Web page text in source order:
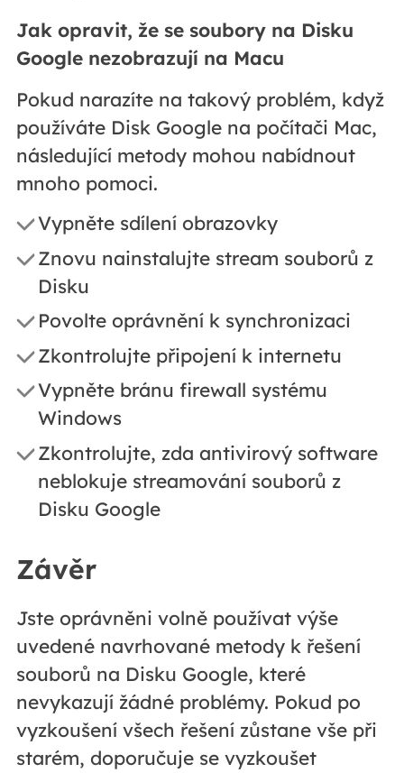
Jak opravit, že se soubory na Disku
Google nezobrazují na Macu
Pokud narazíte na takový problém, když
používáte Disk Google na počítači Mac,
následující metody mohou nabídnout
mnoho pomoci.
Vypněte sdílení obrazovky
Znovu nainstalujte stream souborů z
Disku
Povolte oprávnění k synchronizaci
Zkontrolujte připojení k internetu
Vypněte bránu firewall systému
Windows
Zkontrolujte, zda antivirový software
neblokuje streamování souborů z
Disku Google
Závěr
Jste oprávněni volně používat výše
uvedené navrhované metody k řešení
souborů na Disku Google, které
nevykazují žádné problémy. Pokud po
vyzkoušení všech řešení zůstane vše při
starém, doporučuje se vyzkoušet